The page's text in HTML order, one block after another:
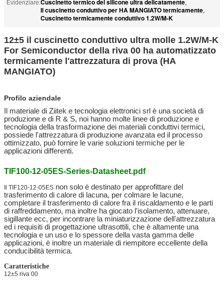
Evidenziare:Cuscinetto termico del silicone ultra delicatamente,
Il cuscinetto conduttivo per HA MANGIATO termicamente,
Cuscinetto termicamente conduttivo 1.2W/M-K
12±5 il cuscinetto conduttivo ultra molle 1.2W/M-K
For Semiconductor della riva 00 ha automatizzato
termicamente l'attrezzatura di prova (HA
MANGIATO)
Profilo aziendale
Il materiale di Ziitek e tecnologia elettronici srl è una società di
produzione e di R & S, noi hanno molte linee di produzione e
tecnologia della trasformazione dei materiali conduttivi termici,
possiede l'attrezzatura di produzione avanzata ed il processo
ottimizzato, può fornire le varie soluzioni termiche per le
applicazioni differenti.
TIF100-12-05ES-Series-Datasheet.pdf
Il TIF120-12-05ES non solo è destinato per approfittare del
trasferimento di calore di lacuna, per colmare le lacune,
completare il trasferimento di calore fra il riscaldamento e le parti
di raffreddamento, ma inoltre ha giocato l'isolamento, attenuare,
sigillante ecc, per incontrare la miniaturizzazione dell'attrezzatura
ed i requisiti di progettazione ultrasottili, che è altamente una
tecnologia e un uso e lo spessore della vasta gamma delle
applicazioni, è inoltre un materiale di riempitore eccellente della
conducibilità termica.
Caratteristiche
12±5 riva 00